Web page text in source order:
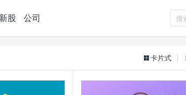
股 公司 搜
卡片式